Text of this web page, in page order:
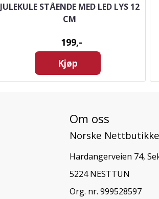
JULEKULE STÅENDE MED LED LYS 12
CM
199,-
Kjøp
Om oss
Norske
Hardangerveien 74,
5224 NESTTUN
Org. nr. 999528597